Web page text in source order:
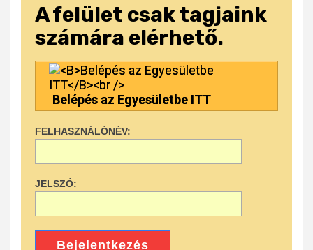
A felület csak tagjaink
számára elérhető.
Belépés az Egyesületbe ITT
FELHASZNÁLÓNÉV:
JELSZÓ:
Bejelentkezés